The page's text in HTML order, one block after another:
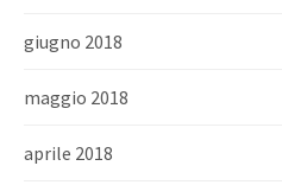
giugno 2018
maggio 2018
aprile 2018